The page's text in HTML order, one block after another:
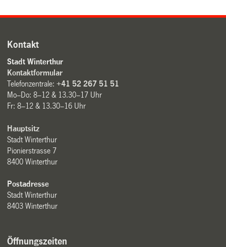
Kontakt
Stadt Winterthur
Kontaktformular
Telefonzentrale:+41 52 267 51 51
Mo–Do: 8–12 & 13.30–17 Uhr
Fr: 8–12 & 13.30–16 Uhr
Hauptsitz
Stadt Winterthur
Pionierstrasse 7
8400 Winterthur
Postadresse
Stadt Winterthur
8403 Winterthur
Öffnungszeiten